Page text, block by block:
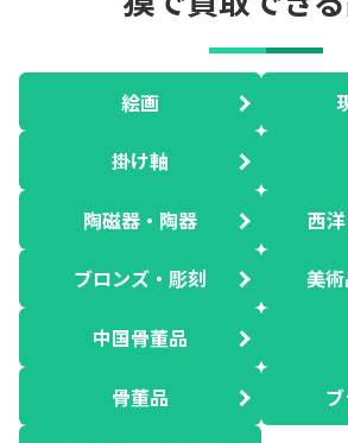
絵画
掛け軸
陶磁器・陶器 西
ブロンズ・彫刻 美
中国骨董品
骨董品